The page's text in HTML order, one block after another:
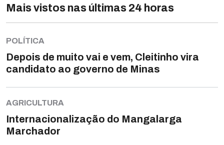
Mais vistos nas últimas 24 horas
POLÍTICA
Depois de muito vai e vem, Cleitinho vira
candidato ao governo de Minas
AGRICULTURA
Internacionalização do Mangalarga
Marchador